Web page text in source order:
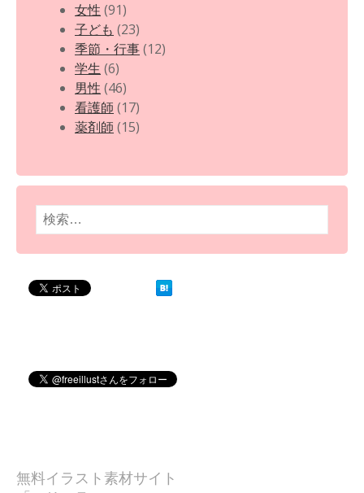
女性 (91)
子ども (23)
季節・行事(12)
学生 (6)
男性 (46)
看護師 (17)
薬剤師 (15)
検
索:
無料イラスト素材サイト